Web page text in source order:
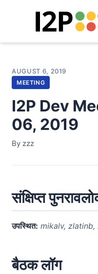
AUGUST 6, 2019
MEETING
I2P Dev
06, 2019
By zzz
संक्षिप्त
उपस्थित: mikalv, zlatinb,
बैठक लॉग